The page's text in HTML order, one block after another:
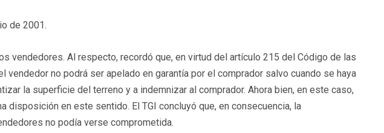
de 2001.
vendedores. Al respecto, recordó que, en virtud del artículo 215 del Código de las
vendedor no podrá ser apelado en garantía por el comprador salvo cuando se haya
la superficie del terreno y a indemnizar al comprador. Ahora bien, en este caso,
disposición en este sentido. El TGI concluyó que, en consecuencia, la
no podía verse comprometida.